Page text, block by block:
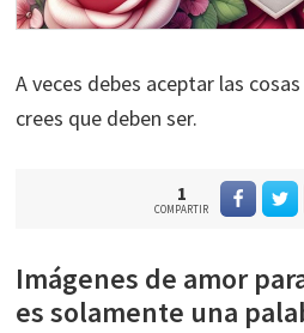
A veces debes aceptar las
crees que deben ser.
1
COMPARTIR
Imágenes de amor
es solamente una